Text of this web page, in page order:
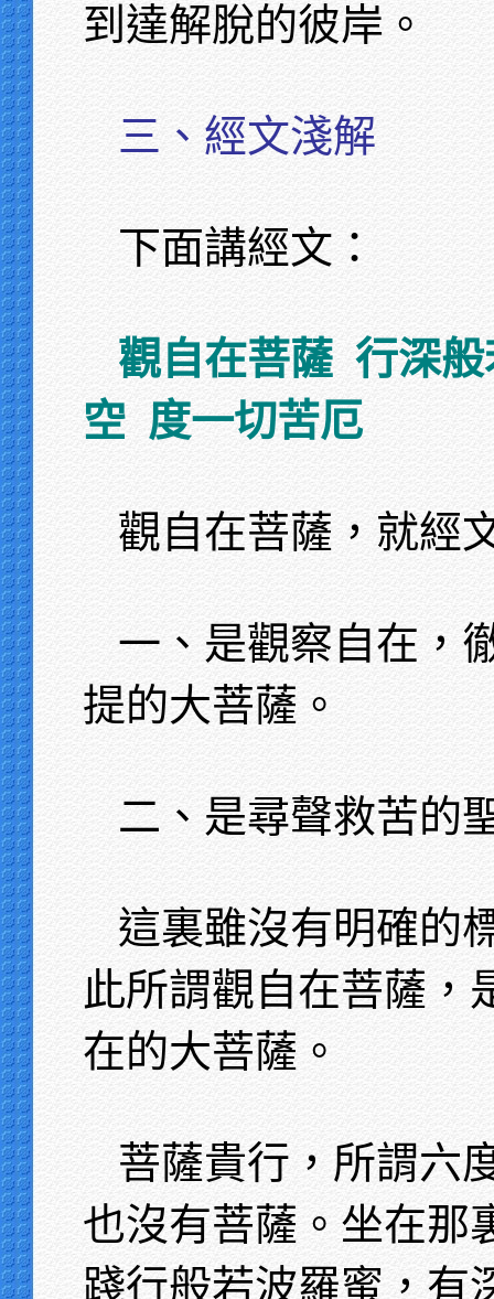
到達解脫的彼岸。
三、經文淺解
下面講經文：
觀自在菩薩 行深
空 度一切苦厄
觀自在菩薩，就經
一、是觀察自在，
提的大菩薩。
二、是尋聲救苦的
這裏雖沒有明確的
此所謂觀自在菩薩，
在的大菩薩。
菩薩貴行，所謂六
也沒有菩薩。坐在那
踐行般若波羅蜜，有